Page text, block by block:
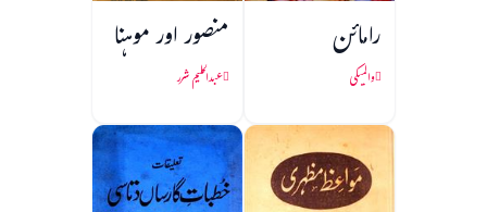
رامائن
والمیکی
منصور اور موہنا
عبدالحلیم شرر